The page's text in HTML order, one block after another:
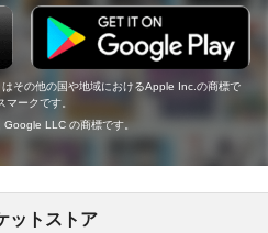
その他の国や地域におけるApple Inc.の商標で
ークです。
LLC の商標です。
ットストア